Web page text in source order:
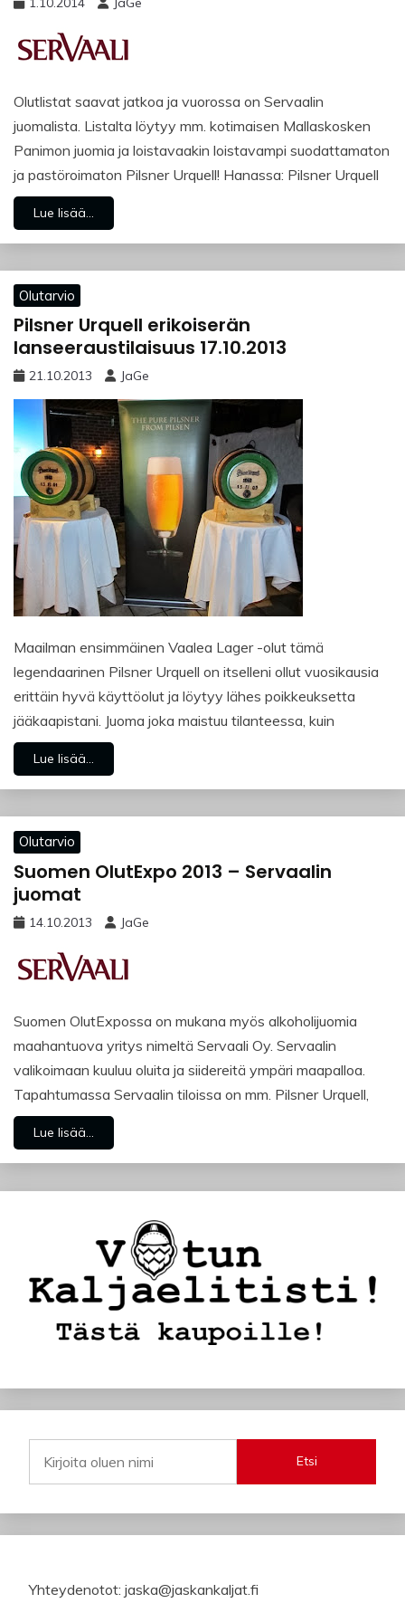
Olutlistat saavat jatkoa ja vuorossa on Servaalin
juomalista. Listalta löytyy mm. kotimaisen Mallaskosken
Panimon juomia ja loistavaakin loistavampi suodattamaton
ja pastöroimaton Pilsner Urquell! Hanassa: Pilsner Urquell
Lue lisää...
Olutarvio
Pilsner Urquell erikoiserän
lanseeraustilaisuus 17.10.2013
21.10.2013 JaGe
Maailman ensimmäinen Vaalea Lager -olut tämä
legendaarinen Pilsner Urquell on itselleni ollut vuosikausia
erittäin hyvä käyttöolut ja löytyy lähes poikkeuksetta
jääkaapistani. Juoma joka maistuu tilanteessa, kuin
Lue lisää...
Olutarvio
Suomen OlutExpo 2013 – Servaalin
juomat
14.10.2013 JaGe
Suomen OlutExpossa on mukana myös alkoholijuomia
maahantuova yritys nimeltä Servaali Oy. Servaalin
valikoimaan kuuluu oluita ja siidereitä ympäri maapalloa.
Tapahtumassa Servaalin tiloissa on mm. Pilsner Urquell,
Lue lisää...
Etsi
Yhteydenotot: jaska@jaskankaljat.fi